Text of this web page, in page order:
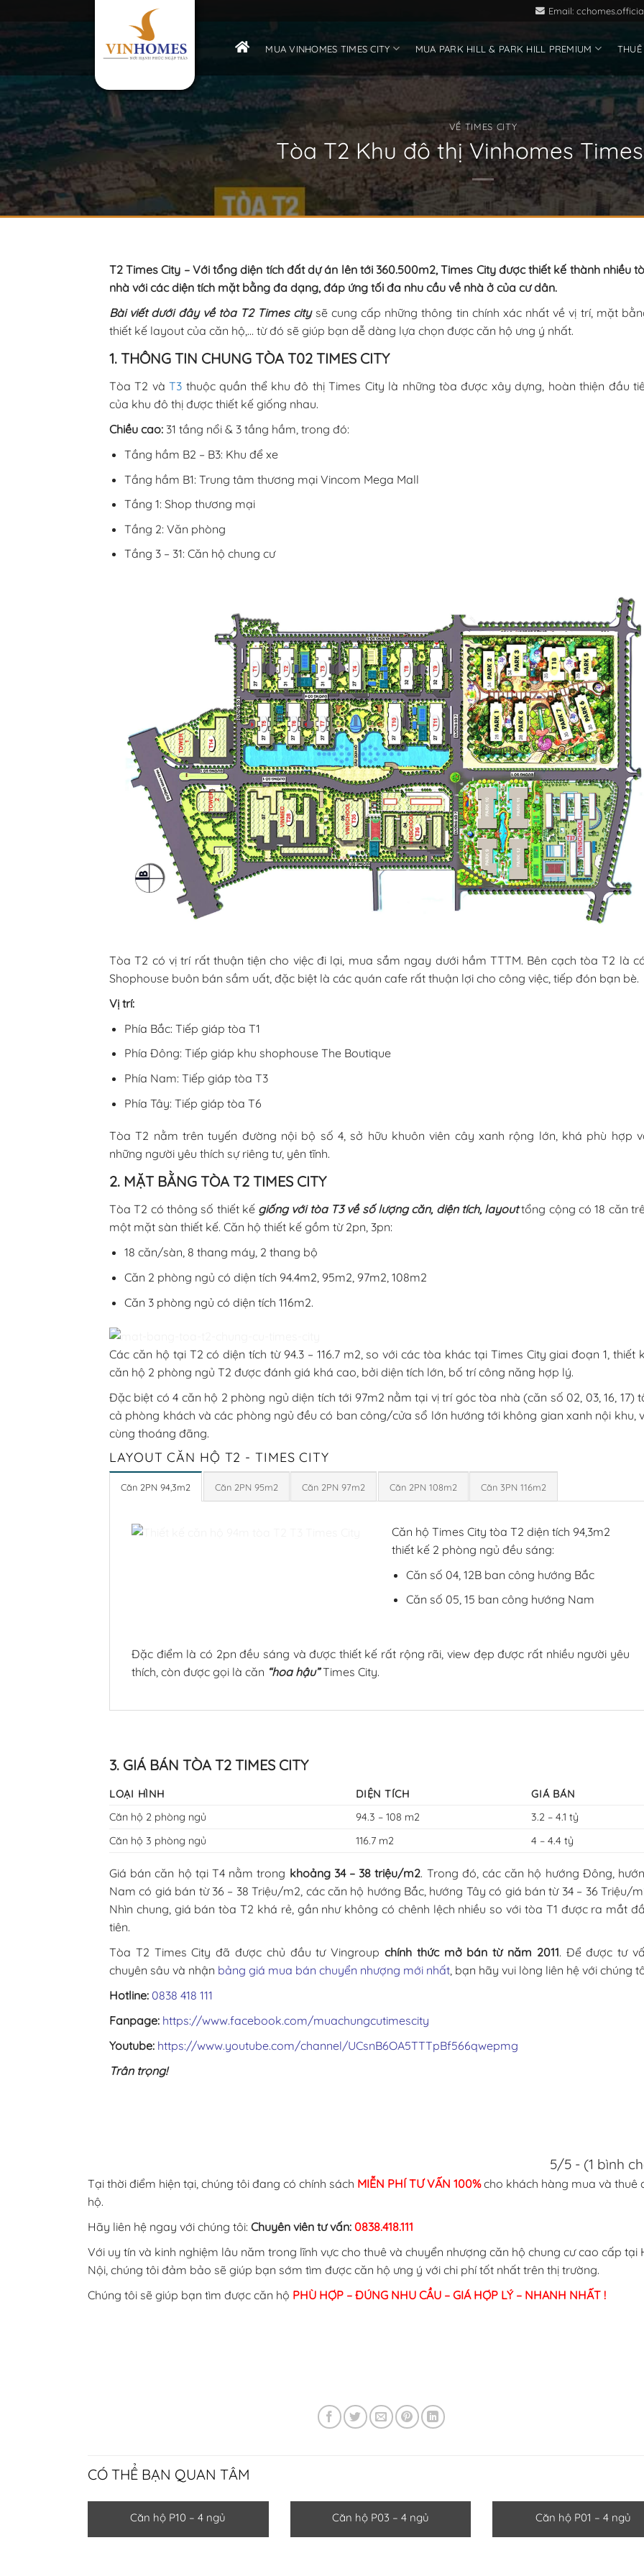
nội
Email:
MUA VINHOMES TIMES CITY MUA PARK HILL & PARK HILL PREMIUM
VỀ TIMES CITY
Tòa T2 Khu đô thị Vinhomes
T2 Times City – Với tổng diện tích đất dự án lên tới 360.500m2, Times City được thiết kế thành nhiều
nhà với các diện tích mặt bằng đa dạng, đáp ứng tối đa nhu cầu về nhà ở của cư dân.
Bài viết dưới đây về tòa T2 Times citysẽ cung cấp những thông tin chính xác nhất về vị trí, mặt
thiết kế layout của căn hộ,… từ đó sẽ giúp bạn dễ dàng lựa chọn được căn hộ ưng ý nhất.
1. THÔNG TIN CHUNG TÒA T02 TIMES CITY
Tòa T2 vàT3 thuộc quần thể khu đô thị Times City là những tòa được xây dựng, hoàn thiện đầu
của khu đô thị được thiết kế giống nhau.
Chiều cao: 31 tầng nổi & 3 tầng hầm, trong đó:
Tầng hầm B2 – B3: Khu để xe
Tầng hầm B1: Trung tâm thương mại Vincom Mega Mall
Tầng 1: Shop thương mại
Tầng 2: Văn phòng
Tầng 3 – 31: Căn hộ chung cư
Tòa T2 có vị trí rất thuận tiện cho việc đi lại, mua sắm ngay dưới hầm TTTM. Bên cạch tòa T2 là
Shophouse buôn bán sầm uất, đặc biệt là các quán cafe rất thuận lợi cho công việc, tiếp đón bạn bè.
Vị trí:
Phía Bắc: Tiếp giáp tòa T1
Phía Đông: Tiếp giáp khu shophouse The Boutique
Phía Nam: Tiếp giáp tòa T3
Phía Tây: Tiếp giáp tòa T6
Tòa T2 nằm trên tuyến đường nội bộ số 4, sở hữu khuôn viên cây xanh rộng lớn, khá phù hợp
những người yêu thích sự riêng tư, yên tĩnh.
2. MẶT BẰNG TÒA T2 TIMES CITY
Tòa T2 có thông số thiết kế giống với tòa T3 về số lượng căn, diện tích, layouttổng cộng có 18 căn
một mặt sàn thiết kế. Căn hộ thiết kế gồm từ 2pn, 3pn:
18 căn/sàn, 8 thang máy, 2 thang bộ
Căn 2 phòng ngủ có diện tích 94.4m2, 95m2, 97m2, 108m2
Căn 3 phòng ngủ có diện tích 116m2.
Các căn hộ tại T2 có diện tích từ 94.3 – 116.7 m2, so với các tòa khác tại Times City giai đoạn 1, thiết
căn hộ 2 phòng ngủ T2 được đánh giá khá cao, bởi diện tích lớn, bố trí công năng hợp lý.
Đặc biệt có 4 căn hộ 2 phòng ngủ diện tích tới 97m2 nằm tại vị trí góc tòa nhà (căn số 02, 03, 16, 17)
cả phòng khách và các phòng ngủ đều có ban công/cửa sổ lớn hướng tới không gian xanh nội khu,
cùng thoáng đãng.
LAYOUT CĂN HỘ T2 - TIMES CITY
Căn 2PN 94,3m2 Căn 2PN 95m2 Căn 2PN 97m2 Căn 2PN 108m2 Căn 3PN 116m2
Căn hộ Times City tòa T2 diện tích 94,3m2
thiết kế 2 phòng ngủ đều sáng:
Căn số 04, 12B ban công hướng Bắc
Căn số 05, 15 ban công hướng Nam
Đặc điểm là có 2pn đều sáng và được thiết kế rất rộng rãi, view đẹp được rất nhiều người yêu
thích, còn được gọi là căn “hoa hậu”Times City.
3. GIÁ BÁN TÒA T2 TIMES CITY
LOẠI HÌNH DIỆN TÍCH
GIÁ BÁN
Căn hộ 2 phòng ngủ
94.3 – 108 m2
3.2 – 4.1 tỷ
Căn hộ 3 phòng ngủ
116.7 m2 4 – 4.4 tỷ
Giá bán căn hộ tại T4 nằm trong khoảng 34 – 38 triệu/m2. Trong đó, các căn hộ hướng Đông,
Nam có giá bán từ 36 – 38 Triệu/m2, các căn hộ hướng Bắc, hướng Tây có giá bán từ 34 – 36 Triệu/
Nhìn chung, giá bán tòa T2 khá rẻ, gần như không có chênh lệch nhiều so với tòa T1 được ra mắt
tiên.
Tòa T2 Times City đã được chủ đầu tư Vingroup chính thức mở bán từ năm 2011. Để được tư
chuyên sâu và nhận bảng giá mua bán chuyển nhượng mới nhất, bạn hãy vui lòng liên hệ với chúng
Hotline: 0838 418 111
Fanpage: https://www.facebook.com/muachungcutimescity
Youtube: https://www.youtube.com/channel/UCsnB6OA5TTTpBf566qwepmg
Trân trọng!
5/5 - (1 bình
Tại thời điểm hiện tại, chúng tôi đang có chính sách MIỄN PHÍ TƯ VẤN 100%cho khách hàng mua và thuê
hộ.
Hãy liên hệ ngay với chúng tôi: Chuyên viên tư vấn: 0838.418.111
Với uy tín và kinh nghiệm lâu năm trong lĩnh vực cho thuê và chuyển nhượng căn hộ chung cư cao cấp tại
Nội, chúng tôi đảm bảo sẽ giúp bạn sớm tìm được căn hộ ưng ý với chi phí tốt nhất trên thị trường.
Chúng tôi sẽ giúp bạn tìm được căn hộ PHÙ HỢP – ĐÚNG NHU CẦU – GIÁ HỢP LÝ – NHANH NHẤT !
CÓ THỂ BẠN QUAN TÂM
Căn hộ P10 – 4 ngủ Căn hộ P03 – 4 ngủ Căn hộ P01 – 4 ngủ